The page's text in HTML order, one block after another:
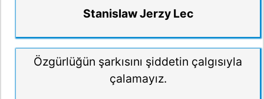
Stanislaw Jerzy Lec
Özgürlüğün şarkısını şiddetin çalgısıyla
çalamayız.